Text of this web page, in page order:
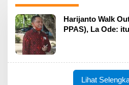
Harijanto Walk
PPAS), La Ode:
Lihat